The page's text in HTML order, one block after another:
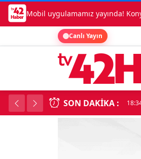
Mobil uygulamamız yayında!
Canlı Yayın
SON DAKIKA :